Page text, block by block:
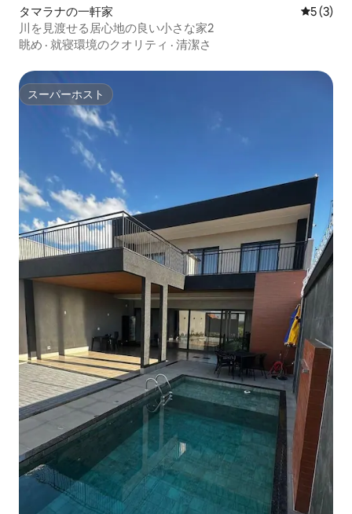
タマラナの一軒家 レビュー
5 (3)
川を見渡せる居心地の良い小さな家2
眺め · 就寝環境のクオリティ · 清潔さ
スーパーホスト
スーパーホスト